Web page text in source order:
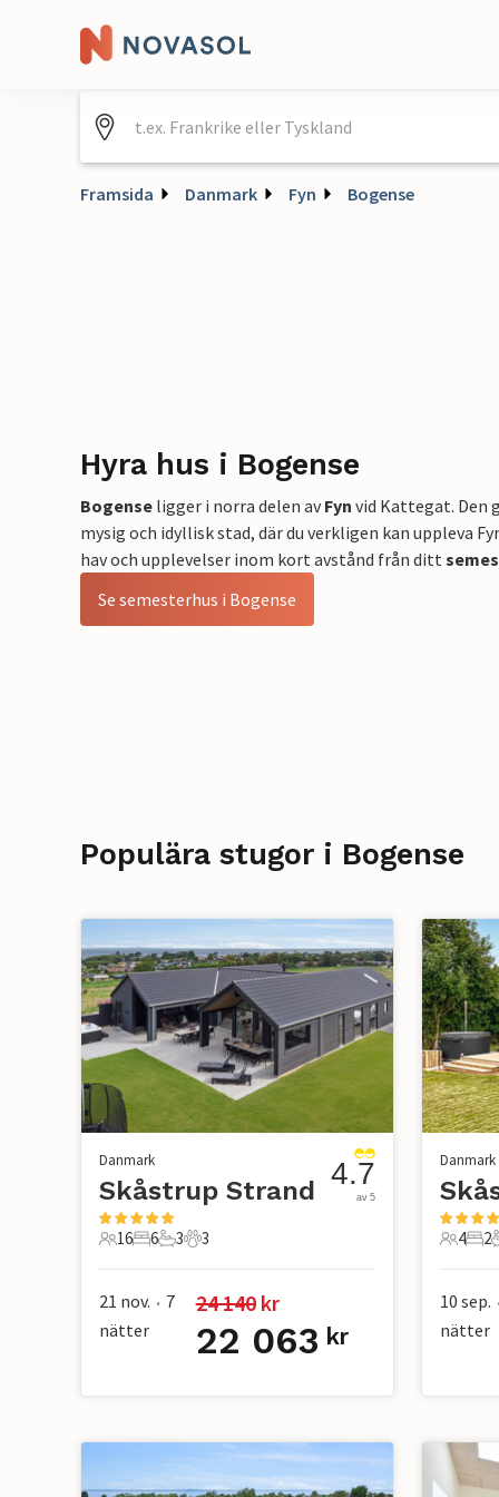
Framsida Danmark Fyn Bogense
Hyra hus i Bogense
Bogense ligger i norra delen avFyn vid Kattegat. Den
mysig och idyllisk stad, där du verkligen kan uppleva
hav och upplevelser inom kort avstånd från ditt
Se semesterhus i Bogense
Populära stugor i Bogense
Danmark
Skåstrup Strand
16 Gäster
16
6 Sovrum
6
3 Badrum
3
3 Husdjur
3
4.7
av 5
21 nov. • 7
nätter
24 140 kr
22 063 kr
Danmark
4
4
2
2
10 sep.
nätter